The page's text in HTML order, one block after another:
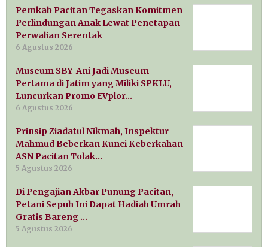
Pemkab Pacitan Tegaskan Komitmen
Perlindungan Anak Lewat Penetapan
Perwalian Serentak
6 Agustus 2026
Museum SBY-Ani Jadi Museum
Pertama di Jatim yang Miliki SPKLU,
Luncurkan Promo EVplor…
6 Agustus 2026
Prinsip Ziadatul Nikmah, Inspektur
Mahmud Beberkan Kunci Keberkahan
ASN Pacitan Tolak…
5 Agustus 2026
Di Pengajian Akbar Punung Pacitan,
Petani Sepuh Ini Dapat Hadiah Umrah
Gratis Bareng …
5 Agustus 2026